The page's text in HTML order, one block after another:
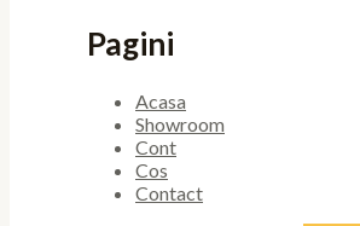
Pagini
Acasa
Showroom
Cont
Cos
Contact